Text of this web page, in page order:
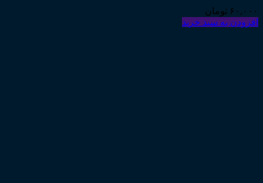
۶۰,۰۰۰ تومان
افزودن به سبد خرید